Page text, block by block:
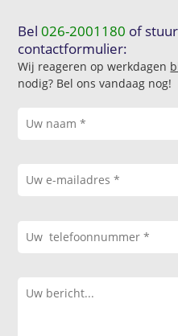
Bel026-2001180 of
contactformulier:
Wij reageren op werkdagen
nodig? Bel ons vandaag nog!